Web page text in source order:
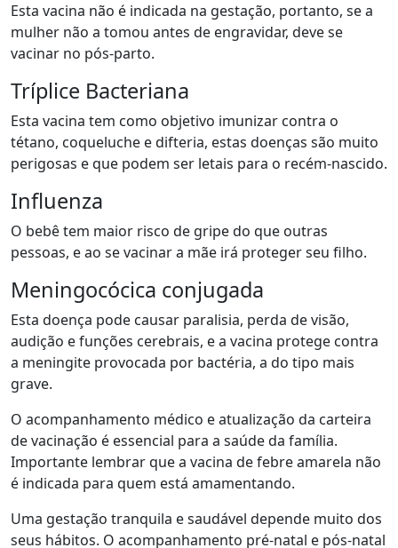
Esta vacina não é indicada na gestação, portanto, se a
mulher não a tomou antes de engravidar, deve se
vacinar no pós-parto.
Tríplice Bacteriana
Esta vacina tem como objetivo imunizar contra o
tétano, coqueluche e difteria, estas doenças são muito
perigosas e que podem ser letais para o recém-nascido.
Influenza
O bebê tem maior risco de gripe do que outras
pessoas, e ao se vacinar a mãe irá proteger seu filho.
Meningocócica conjugada
Esta doença pode causar paralisia, perda de visão,
audição e funções cerebrais, e a vacina protege contra
a meningite provocada por bactéria, a do tipo mais
grave.
O acompanhamento médico e atualização da carteira
de vacinação é essencial para a saúde da família.
Importante lembrar que a vacina de febre amarela não
é indicada para quem está amamentando.
Uma gestação tranquila e saudável depende muito dos
seus hábitos. O acompanhamento pré-natal e pós-natal